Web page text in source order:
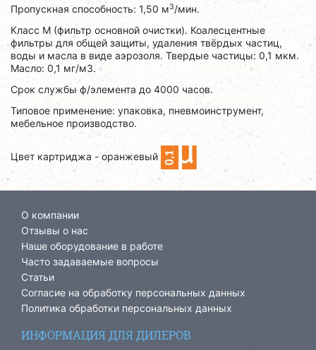
Пропускная способность: 1,50 м3/мин.
Класс M (фильтр основной очистки). Коалесцентные
фильтры для общей защиты, удаления твёрдых частиц,
воды и масла в виде аэрозоля. Твердые частицы: 0,1 мкм.
Масло: 0,1 мг/м3.
Срок службы ф/элемента до 4000 часов.
Типовое применение: упаковка, пневмоинструмент,
мебельное производство.
Цвет картриджа - оранжевый
О компании
Отзывы о нас
Наше оборудование в работе
Часто задаваемые вопросы
Статьи
Согласие на обработку персональных данных
Политика обработки персональных данных
ИНФОРМАЦИЯ ДЛЯ ДИЛЕРОВ